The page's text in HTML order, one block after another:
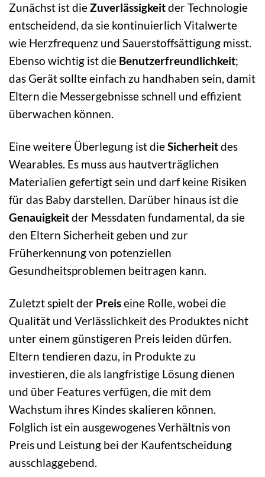
Zunächst ist dieZuverlässigkeitder Technologie
entscheidend, da sie kontinuierlich Vitalwerte
wie Herzfrequenz und Sauerstoffsättigung misst.
Ebenso wichtig ist die Benutzerfreundlichkeit;
das Gerät sollte einfach zu handhaben sein, damit
Eltern die Messergebnisse schnell und effizient
überwachen können.
Eine weitere Überlegung ist dieSicherheitdes
Wearables. Es muss aus hautverträglichen
Materialien gefertigt sein und darf keine Risiken
für das Baby darstellen. Darüber hinaus ist die
Genauigkeitder Messdaten fundamental, da sie
den Eltern Sicherheit geben und zur
Früherkennung von potenziellen
Gesundheitsproblemen beitragen kann.
Zuletzt spielt der Preiseine Rolle, wobei die
Qualität und Verlässlichkeit des Produktes nicht
unter einem günstigeren Preis leiden dürfen.
Eltern tendieren dazu, in Produkte zu
investieren, die als langfristige Lösung dienen
und über Features verfügen, die mit dem
Wachstum ihres Kindes skalieren können.
Folglich ist ein ausgewogenes Verhältnis von
Preis und Leistung bei der Kaufentscheidung
ausschlaggebend.